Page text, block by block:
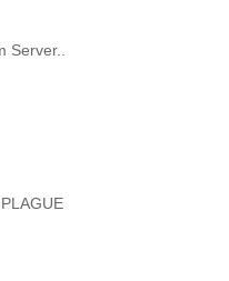
Server..